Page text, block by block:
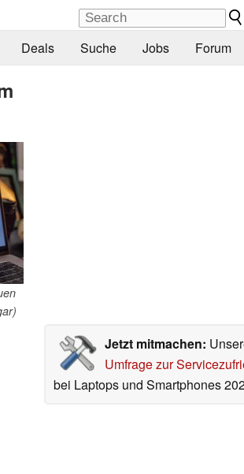
Deals Suche Jobs Forum
Jetzt mitmachen:
Umfrage zur
bei Laptops und Smartphones